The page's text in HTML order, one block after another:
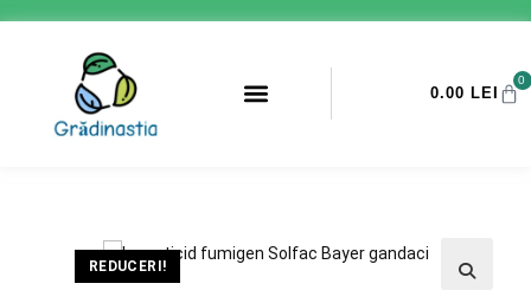
0.00 LEI
0
REDUCERI!